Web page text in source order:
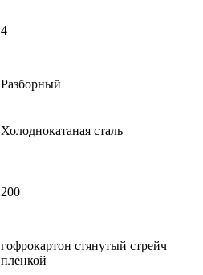
4
Разборный
Холоднокатаная сталь
200
гофрокартон стянутый стрейч
пленкой